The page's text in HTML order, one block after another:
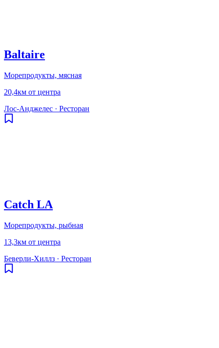
Baltaire
Морепродукты, мясная
20,4км от центра
Лос-Анджелес · Ресторан
Catch LA
Морепродукты, рыбная
13,3км от центра
Беверли-Хиллз · Ресторан